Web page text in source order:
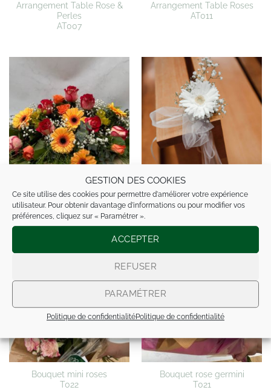
GESTION DES COOKIES
Ce site utilise des cookies pour permettre d'améliorer votre expérience
utilisateur. Pour obtenir davantage d'informations ou pour modifier vos
préférences, cliquez sur « Paramétrer ».
ACCEPTER
REFUSER
PARAMÉTRER
Politique de confidentialitéPolitique de confidentialité
Arrangement Table Rose &
Perles
AT007
Arrangement Table Roses
AT011
ArrangementTableCouleursVives
AT006
Banc église « Gerbera &
tulle »
Réf : DE001
Bouquet mini roses
T022
Bouquet rose germini
T021